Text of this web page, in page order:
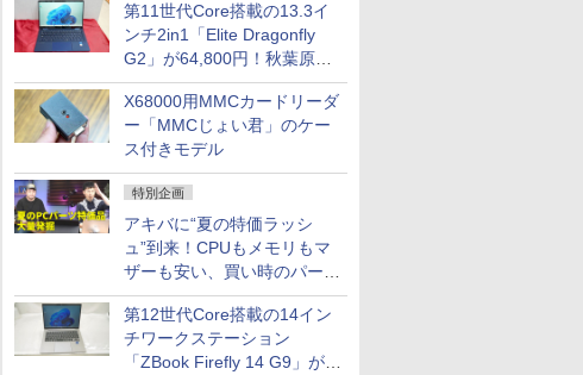
第11世代Core搭載の13.3イ
ンチ2in1「Elite Dragonfly
G2」が64,800円！秋葉原で
中古PCセール
X68000用MMCカードリーダ
ー「MMCじょい君」のケー
ス付きモデル
特別企画
アキバに“夏の特価ラッシ
ュ”到来！CPUもメモリもマ
ザーも安い、買い時のパーツ
は？【8月7日(金)22時配信】
第12世代Core搭載の14イン
チワークステーション
「ZBook Firefly 14 G9」が